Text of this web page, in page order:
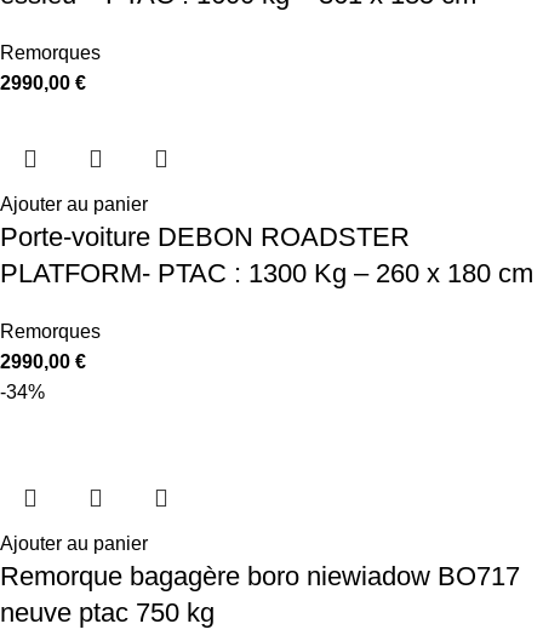
Remorques
2990,00 €
Ajouter au panier
Porte-voiture DEBON ROADSTER
PLATFORM- PTAC : 1300 Kg – 260 x 180 cm
Remorques
2990,00 €
-34%
Ajouter au panier
Remorque bagagère boro niewiadow BO717
neuve ptac 750 kg